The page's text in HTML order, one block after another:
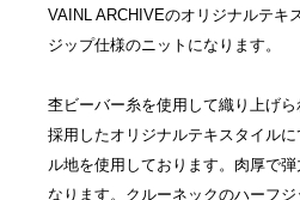
VAINL ARCHIVEのオリジナルテキ
ジップ仕様のニットになります。
杢ビーバー糸を使用して織り上げ
採用したオリジナルテキスタイル
ル地を使用しております。肉厚で
なります。クルーネックのハーフ